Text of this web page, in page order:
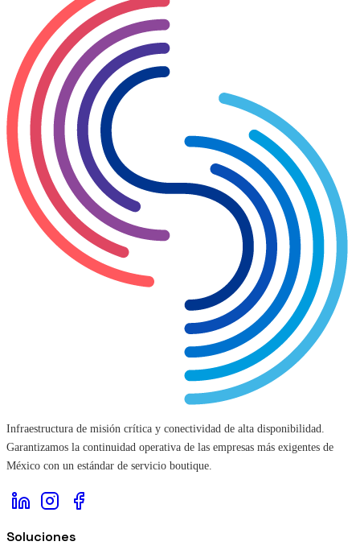
Infraestructura de misión crítica y conectividad de alta disponibilidad.
Garantizamos la continuidad operativa de las empresas más exigentes de
México con un estándar de servicio boutique.
Soluciones